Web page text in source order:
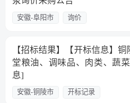
安徽-阜阳市 询价
【招标结果】【开标信息】
堂粮油、调味品、肉类、蔬
息]
安徽-铜陵市 开标记录